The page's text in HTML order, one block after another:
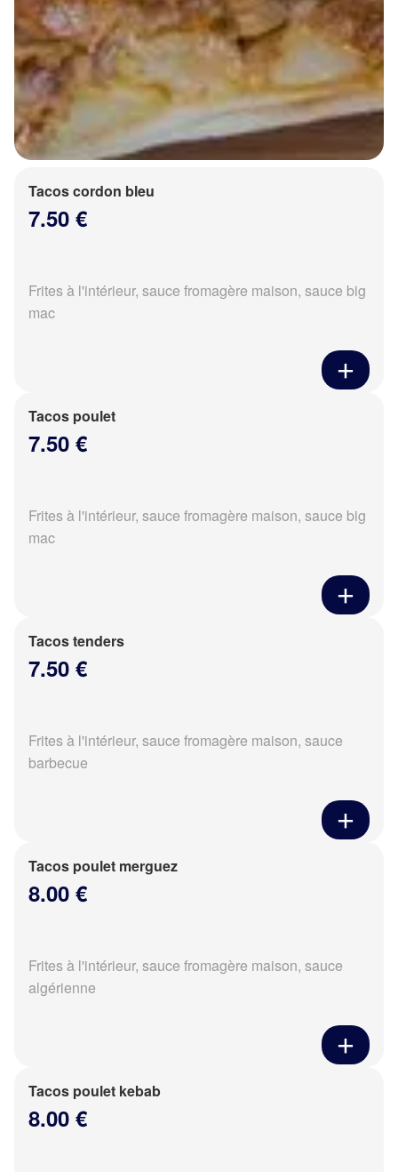
Tacos cordon bleu
7.50 €
Frites à l'intérieur, sauce fromagère maison, sauce big
mac
Tacos poulet
7.50 €
Frites à l'intérieur, sauce fromagère maison, sauce big
mac
Tacos tenders
7.50 €
Frites à l'intérieur, sauce fromagère maison, sauce
barbecue
Tacos poulet merguez
8.00 €
Frites à l'intérieur, sauce fromagère maison, sauce
algérienne
Tacos poulet kebab
8.00 €